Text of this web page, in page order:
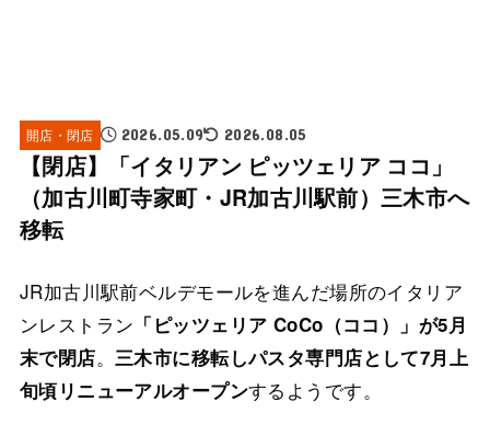
開店・閉店 2026.05.09 2026.08.05
【閉店】「イタリアン ピッツェリア ココ」
（加古川町寺家町・JR加古川駅前）三木市へ
移転
JR加古川駅前ベルデモールを進んだ場所のイタリア
ンレストラン 「ピッツェリア CoCo（ココ）」が5月
末で閉店。 三木市に移転しパスタ専門店として7月上
旬頃リニューアルオープンするようです。